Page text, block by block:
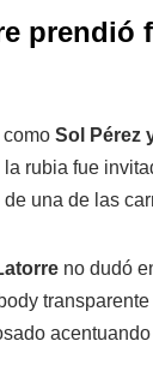
prendió
Sol Pérez
la rubia fue
una de las
no dudó